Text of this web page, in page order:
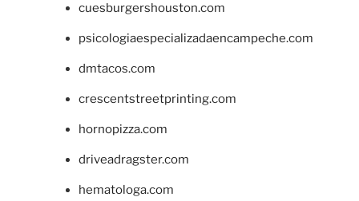
cuesburgershouston.com
psicologiaespecializadaencampeche.com
dmtacos.com
crescentstreetprinting.com
hornopizza.com
driveadragster.com
hematologa.com